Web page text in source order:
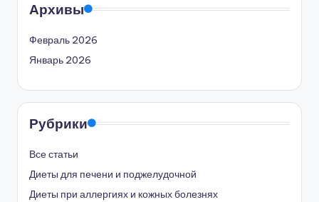
Архивы
Февраль 2026
Январь 2026
Рубрики
Все статьи
Диеты для печени и поджелудочной
Диеты при аллергиях и кожных болезнях